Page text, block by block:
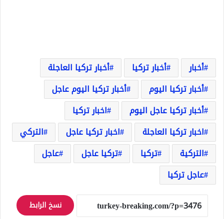
أخبار أخبار تركيا
أخبار تركيا العاجلة
أخبار تركيا اليوم
أخبار تركيا اليوم عاجل
أخبار تركيا عاجل اليوم
اخبار تركيا
اخبار تركيا العاجلة
اخبار تركيا عاجل
التركي
التركية
تركيا تركيا عاجل
عاجل
عاجل تركيا
نسخ الرابط